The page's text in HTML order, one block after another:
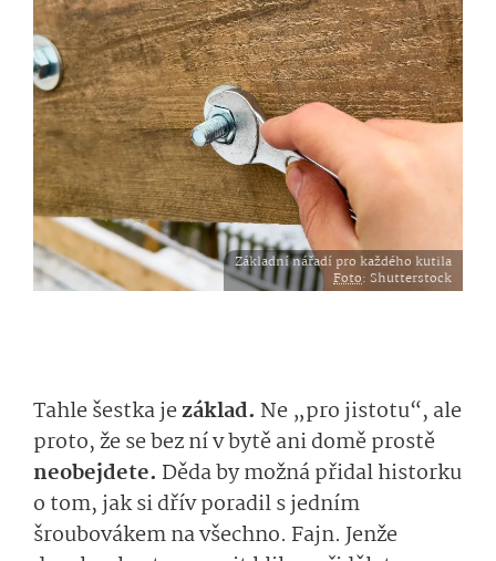
Základní nářadí pro každého kutila
Foto: Shutterstock
Tahle šestka jezáklad. Ne „pro jistotu“, ale
proto, že se bez ní v bytě ani domě prostě
neobejdete. Děda by možná přidal historku
o tom, jak si dřív poradils jedním
šroubovákem na všechno. Fajn. Jenže